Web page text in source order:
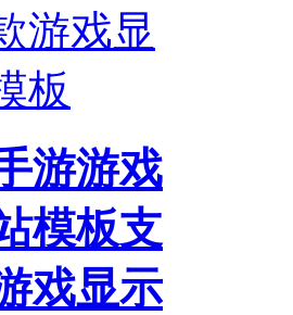
游游戏
模板支
戏显示